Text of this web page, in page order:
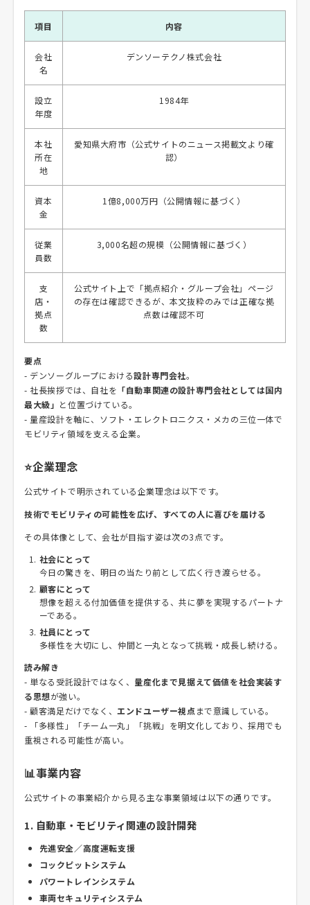
項目 内容
会社
名
デンソーテクノ株式会社
設立
年度
1984年
本社
所在
地
愛知県大府市（公式サイトのニュース掲載文より確
認）
資本
金
1億8,000万円（公開情報に基づく）
従業
員数
3,000名超の規模（公開情報に基づく）
支
店・
拠点
数
公式サイト上で「拠点紹介・グループ会社」ページ
の存在は確認できるが、本文抜粋のみでは正確な拠
点数は確認不可
要点
- デンソーグループにおける設計専門会社。
- 社長挨拶では、自社を 「自動車関連の設計専門会社としては国内
最大級」 と位置づけている。
- 量産設計を軸に、ソフト・エレクトロニクス・メカの三位一体で
モビリティ領域を支える企業。
⭐企業理念
公式サイトで明示されている企業理念は以下です。
技術でモビリティの可能性を広げ、すべての人に喜びを届ける
その具体像として、会社が目指す姿は次の3点です。
社会にとって
今日の驚きを、明日の当たり前として広く行き渡らせる。
顧客にとって
想像を超える付加価値を提供する、共に夢を実現するパートナ
ーである。
社員にとって
多様性を大切にし、仲間と一丸となって挑戦・成長し続ける。
読み解き
- 単なる受託設計ではなく、 量産化まで見据えて価値を社会実装す
る思想が強い。
- 顧客満足だけでなく、エンドユーザー視点 まで意識している。
- 「多様性」「チーム一丸」「挑戦」を明文化しており、採用でも
重視される可能性が高い。
📊事業内容
公式サイトの事業紹介から見る主な事業領域は以下の通りです。
1. 自動車・モビリティ関連の設計開発
先進安全／高度運転支援
コックピットシステム
パワートレインシステム
車両セキュリティシステム